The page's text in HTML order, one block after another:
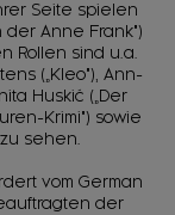
Seite spielen
der Anne Frank")
Rollen sind u.a.
(„Kleo"), Ann-
Huskić („Der
Krimi") sowie
zu sehen.
vom German
der